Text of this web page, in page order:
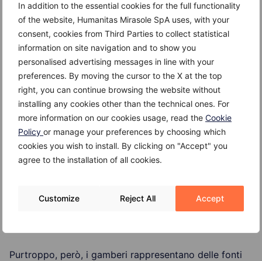
In addition to the essential cookies for the full functionality
of the website, Humanitas Mirasole SpA uses, with your
consent, cookies from Third Parties to collect statistical
information on site navigation and to show you
personalised advertising messages in line with your
preferences. By moving the cursor to the X at the top
right, you can continue browsing the website without
installing any cookies other than the technical ones. For
more information on our cookies usage, read the Cookie
Policy or manage your preferences by choosing which
cookies you wish to install. By clicking on "Accept" you
agree to the installation of all cookies.
Customize Reject All Accept
Possibili benefici e controindicazioni del gambero
L’introduzione dei gamberi nella propria alimentazione
contribuisce a rifornire l’organismo di proteine di
buona qualità, di nutrienti importanti per il buon
funzionamento del metabolismo (in particolare
vitamine del gruppo B e zinco), per la salute delle ossa
e dei denti (calcio e fosforo), per il trasporto di
(selenio). Essendo inoltre poveri di grassi saturi e fonti
di omega 3 e potassio, i gamberi hanno caratteristiche
che li rendono utili per la protezione della salute di
Purtroppo, però, i gamberi rappresentano delle fonti